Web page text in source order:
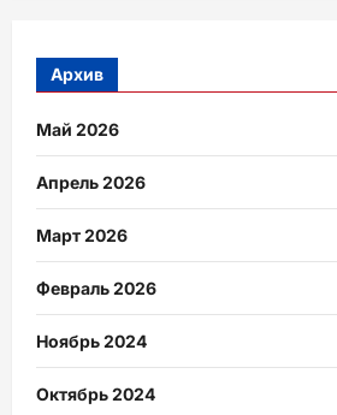
Архив
Май 2026
Апрель 2026
Март 2026
Февраль 2026
Ноябрь 2024
Октябрь 2024